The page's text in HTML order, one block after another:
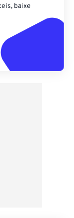
baixe